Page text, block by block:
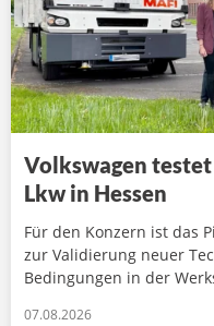
Volkswagen
Lkw in Hessen
Für den Konzern ist das
zur Validierung neuer
Bedingungen in der
07.08.2026